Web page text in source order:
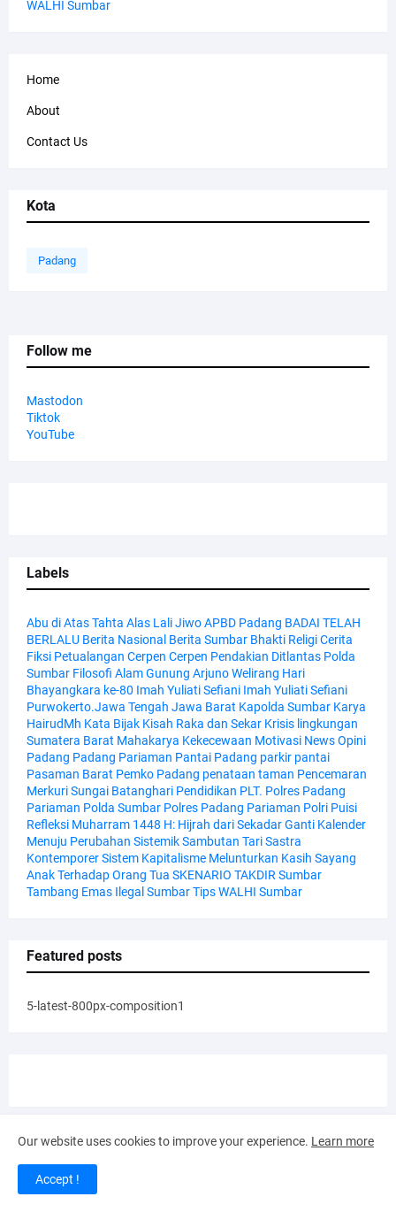
WALHI Sumbar
Home
About
Contact Us
Kota
Padang
Follow me
Mastodon
Tiktok
YouTube
Labels
Abu di Atas Tahta Alas Lali JiwoAPBD Padang BADAI TELAH
BERLALU Berita Nasional Berita Sumbar Bhakti ReligiCerita
Fiksi Petualangan Cerpen Cerpen Pendakian Ditlantas Polda
Sumbar Filosofi AlamGunung Arjuno Welirang Hari
Bhayangkara ke-80 Imah Yuliati Sefiani Imah Yuliati Sefiani
Purwokerto.Jawa Tengah Jawa Barat Kapolda Sumbar Karya
HairudMh Kata Bijak Kisah Raka dan Sekar Krisis lingkungan
Sumatera Barat Mahakarya Kekecewaan Motivasi NewsOpini
Padang Padang Pariaman Pantai Padang parkir pantai
Pasaman Barat Pemko Padang penataan taman Pencemaran
Merkuri Sungai Batanghari Pendidikan PLT. Polres Padang
Pariaman Polda Sumbar Polres Padang Pariaman Polri Puisi
Refleksi Muharram 1448 H: Hijrah dari Sekadar Ganti Kalender
Menuju Perubahan SistemikSambutan TariSastra
KontemporerSistem Kapitalisme Melunturkan Kasih Sayang
Anak Terhadap Orang Tua SKENARIO TAKDIR Sumbar
Tambang Emas Ilegal SumbarTipsWALHI Sumbar
Featured posts
5-latest-800px-composition1
Comments
4-comments
Our website uses cookies to improve your experience. Learn more
Accept !